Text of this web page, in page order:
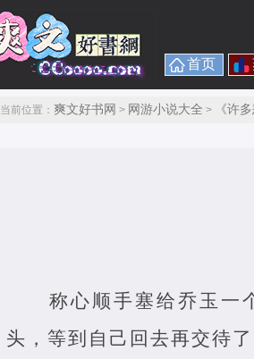
首页
当前位置： 爽文好书网 > 网游小说大全 > 《许多
称心顺手塞给乔玉一
头，等到自己回去再交待了